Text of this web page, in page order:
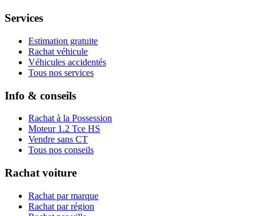
Services
Estimation gratuite
Rachat véhicule
Véhicules accidentés
Tous nos services
Info & conseils
Rachat à la Possession
Moteur 1.2 Tce HS
Vendre sans CT
Tous nos conseils
Rachat voiture
Rachat par marque
Rachat par région